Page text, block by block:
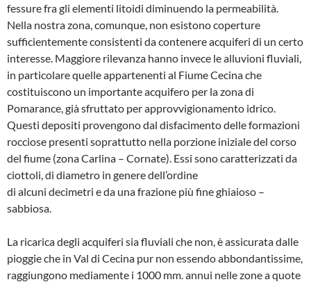
fessure fra gli elementi litoidi diminuendo la permeabilità.
Nella nostra zona, comunque, non esistono co­perture
sufficientemente consistenti da contenere acquiferi di un certo
interesse. Maggiore rilevanza hanno invece le allu­vioni fluviali,
in particolare quelle appar­tenenti al Fiume Cecina che
costituisco­no un importante acquifero per la zona di
Pomarance, già sfruttato per approvvigio­namento idrico.
Questi depositi proven­gono dal disfacimento delle formazioni
rocciose presenti soprattutto nella porzio­ne iniziale del corso
del fiume (zona Car­lina – Cornate). Essi sono caratterizzati da
ciottoli, di diametro in genere dell’ordine
di alcuni decimetri e da una frazione più fine ghiaioso –
sabbiosa.
La ricarica degli acquiferi sia fluviali che non, è assicurata dalle
pioggie che in Val di Cecina pur non essendo abbondantis­sime,
raggiungono mediamente i 1000 mm. annui nelle zone a quote